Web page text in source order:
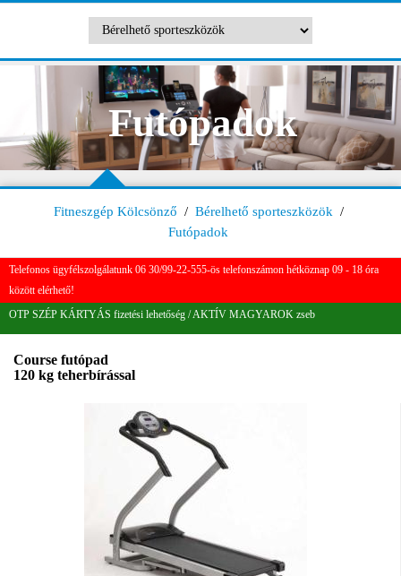
Futópadok
Fitneszgép Kölcsönző / Bérelhető sporteszközök /
Futópadok
Telefonos ügyfélszolgálatunk 06 30/99-22-555-ös telefonszámon hétköznap 09 - 18 óra
között elérhető!
OTP SZÉP KÁRTYÁS fizetési lehetőség / AKTÍV MAGYAROK zseb
Course futópad
120 kg teherbírással